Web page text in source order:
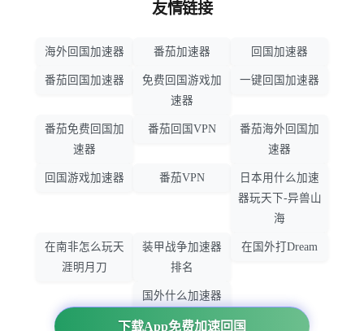
下载App免费加速回国
友情链接
海外回国加速器 番茄加速器 回国加速器
番茄回国加速器
免费回国游戏加
速器
一键回国加速器
番茄免费回国加
速器
番茄回国VPN
番茄海外回国加
速器
回国游戏加速器 番茄VPN
日本用什么加速
器玩天下-异兽山
海
在南非怎么玩天
涯明月刀
装甲战争加速器
排名
在国外打Dream
国外什么加速器
玩暗黑破坏神